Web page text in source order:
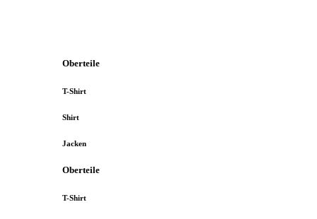
Oberteile
T-Shirt
Shirt
Jacken
Oberteile
T-Shirt